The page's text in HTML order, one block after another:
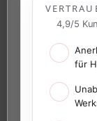
4,9/5
für